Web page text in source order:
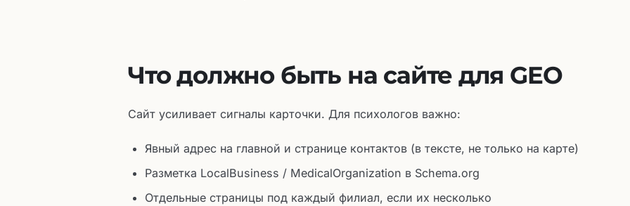
Что должно быть на сайте для GEO
Сайт усиливает сигналы карточки. Для психологов важно:
Явный адрес на главной и странице контактов (в тексте, не только на карте)
Разметка LocalBusiness / MedicalOrganization в Schema.org
Отдельные страницы под каждый филиал, если их несколько